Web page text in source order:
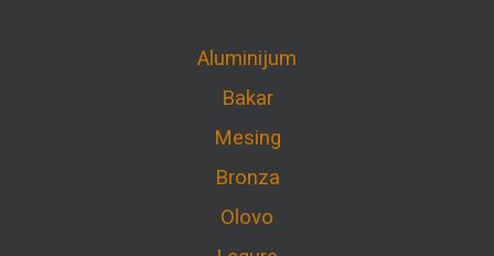
Aluminijum
Bakar
Mesing
Bronza
Olovo